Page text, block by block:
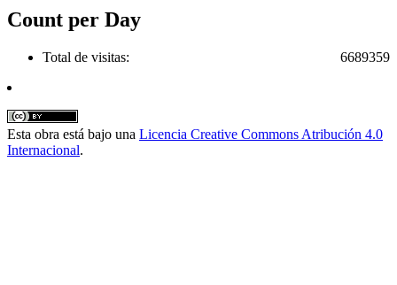
Count per Day
6689359
Total de visitas:
Esta obra está bajo una Licencia Creative Commons Atribución 4.0
Internacional.